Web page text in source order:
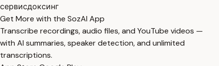
сервисдоксинг
Get More with the SozAI App
Transcribe recordings, audio files, and YouTube videos —
with AI summaries, speaker detection, and unlimited
transcriptions.